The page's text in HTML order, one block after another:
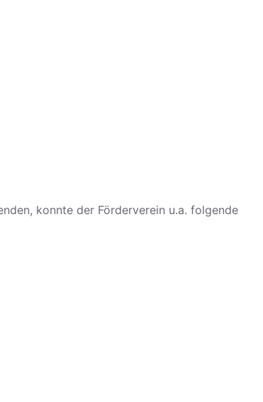
konnte der Förderverein u.a. folgende